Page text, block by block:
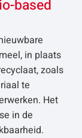
based
in plaats
zoals
te
Het
in de